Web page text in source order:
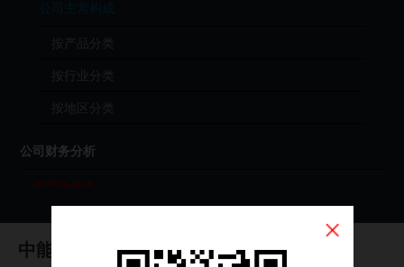
公司主营构成
按产品分类
按行业分类
按地区分类
公司财务分析
资产负债表
现金流量表
中能控股 （HK0228）